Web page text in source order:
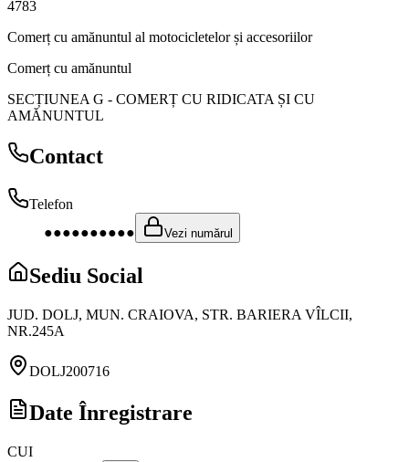
4783
Comerț cu amănuntul al motocicletelor și accesoriilor
Comerț cu amănuntul
SECȚIUNEA G - COMERȚ CU RIDICATA ȘI CU
AMĂNUNTUL
Contact
Telefon
●●●●●●●●●●
Vezi numărul
Sediu Social
JUD. DOLJ, MUN. CRAIOVA, STR. BARIERA VÎLCII,
NR.245A
DOLJ200716
Date Înregistrare
CUI